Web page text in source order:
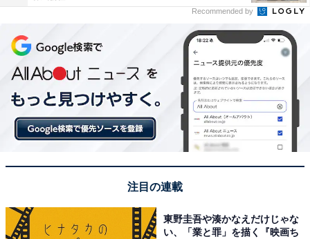
「ワットホテル＆スパ飛騨高山」は4つの貸切露天
風呂と飛騨名物の朝食バイキングが魅力
Recommended by
注目の連載
東野圭吾や湊かなえだけじゃな
い、「業と罪」を描く『映画ち